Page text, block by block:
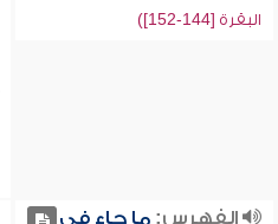
البقرة [144-152])
الفهرس:ما جاء في